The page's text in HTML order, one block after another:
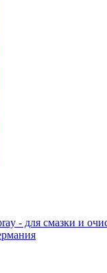
- для смазки и